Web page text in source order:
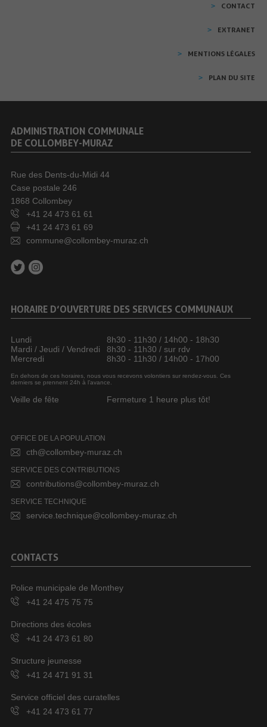
CONTACT
EXTRANET
MENTIONS LÉGALES
PLAN DU SITE
ADMINISTRATION COMMUNALE
DE COLLOMBEY-MURAZ
Rue des Dents-du-Midi 44
Case postale 246
1868 Collombey
+41 24 473 61 61
+41 24 473 61 69
commune@collombey-muraz.ch
HORAIRE D’OUVERTURE DES SERVICES COMMUNAUX
Lundi
8h30 - 11h30 / 14h00 - 18h30
Mardi / Jeudi / Vendredi
8h30 - 11h30 / sur rdv
Mercredi
8h30 - 11h30 / 14h00 - 17h00
En dehors de ces horaires, nous vous recevons volontiers sur rendez-vous. Ces
derniers se prennent 24h à l’avance.
Veille de fête Fermeture 1 heure plus tôt!
OFFICE DE LA POPULATION
cth@collombey-muraz.ch
SERVICE DES CONTRIBUTIONS
contributions@collombey-muraz.ch
SERVICE TECHNIQUE
service.technique@collombey-muraz.ch
CONTACTS
Police municipale de Monthey
+41 24 475 75 75
Directions des écoles
+41 24 473 61 80
Structure jeunesse
+41 24 471 91 31
Service officiel des curatelles
+41 24 473 61 77